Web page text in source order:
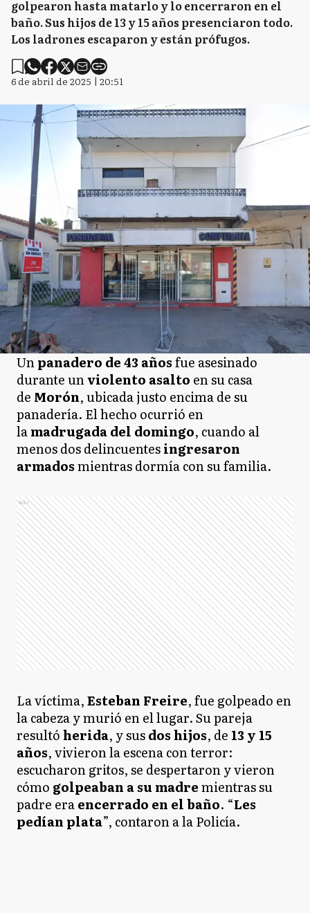
golpearon hasta matarlo y lo encerraron en el
baño. Sus hijos de 13 y 15 años presenciaron todo.
Los ladrones escaparon y están prófugos.
6 de abril de 2025 | 20:51
Unpanadero de 43 añosfue asesinado
durante unviolento asalto en su casa
de Morón, ubicada justo encima de su
panadería. El hecho ocurrió en
lamadrugada del domingo, cuando al
menos dos delincuentesingresaron
armadosmientras dormía con su familia.
Ads
La víctima,Esteban Freire, fue golpeado en
la cabeza y murió en el lugar. Su pareja
resultóherida, y susdos hijos, de 13 y 15
años, vivieron la escena con terror:
escucharon gritos, se despertaron y vieron
cómo golpeaban a su madremientras su
padre eraencerrado en el baño. “Les
pedían plata”, contaron a la Policía.